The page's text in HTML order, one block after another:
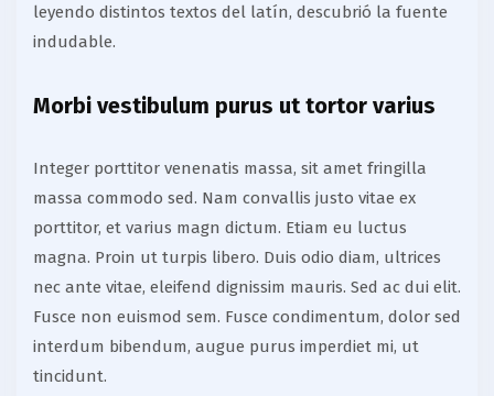
leyendo distintos textos del latín, descubrió la fuente
indudable.
Morbi vestibulum purus ut tortor varius
Integer porttitor venenatis massa, sit amet fringilla
massa commodo sed. Nam convallis justo vitae ex
porttitor, et varius magn dictum. Etiam eu luctus
magna. Proin ut turpis libero. Duis odio diam, ultrices
nec ante vitae, eleifend dignissim mauris. Sed ac dui elit.
Fusce non euismod sem. Fusce condimentum, dolor sed
interdum bibendum, augue purus imperdiet mi, ut
tincidunt.